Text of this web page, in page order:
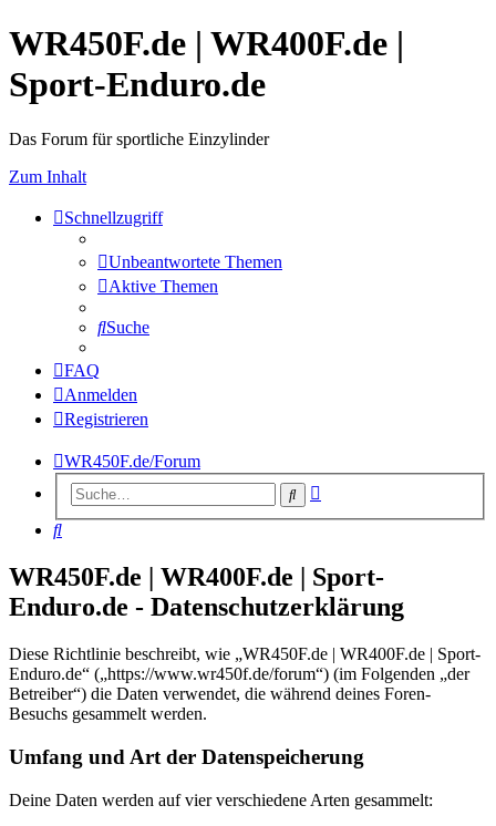
WR450F.de | WR400F.de |
Sport-Enduro.de
Das Forum für sportliche Einzylinder
Zum Inhalt
Schnellzugriff
Unbeantwortete Themen
Aktive Themen
Suche
FAQ
Anmelden
Registrieren
WR450F.de/Forum
Suche
Suche
WR450F.de | WR400F.de | Sport-
Enduro.de - Datenschutzerklärung
Diese Richtlinie beschreibt, wie „WR450F.de | WR400F.de | Sport-
Enduro.de“ („https://www.wr450f.de/forum“) (im Folgenden „der
Betreiber“) die Daten verwendet, die während deines Foren-
Besuchs gesammelt werden.
Umfang und Art der Datenspeicherung
Deine Daten werden auf vier verschiedene Arten gesammelt: